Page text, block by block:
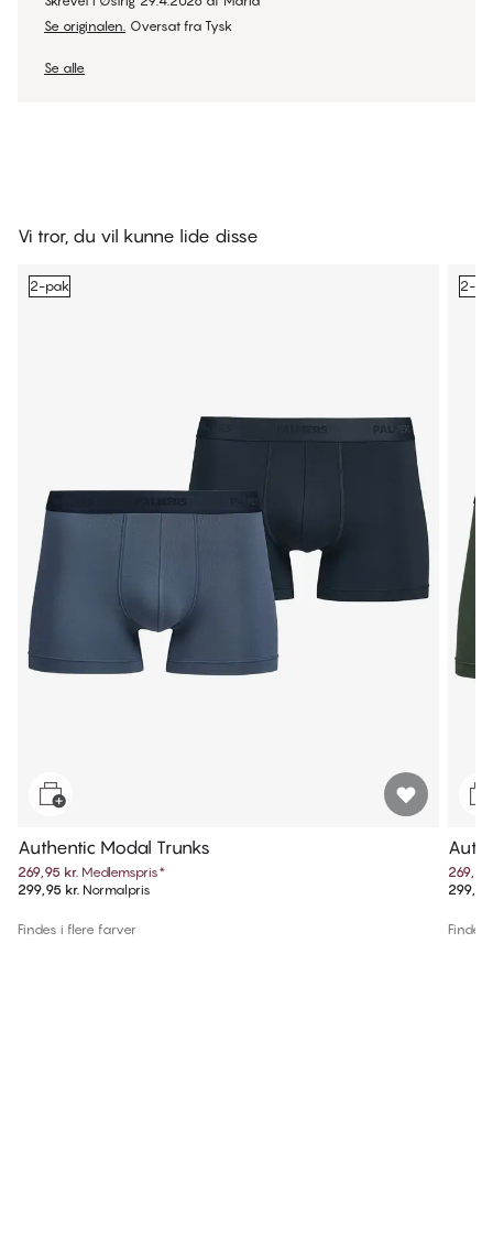
Se originalen. Oversat fra Tysk
Se alle
Vi tror, du vil kunne lide disse
2-pak
Authentic Modal Trunks
269,95 kr. Medlemspris*
299,95 kr. Normalpris
Findes i flere farver
2-
269,95
Findes